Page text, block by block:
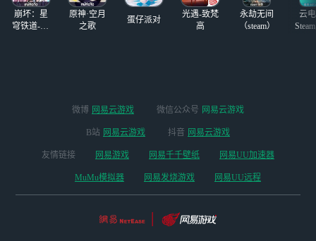
画心肝和她婆娘。
崩坏：星
穹铁道-4.4
原神·空月
之歌
蛋仔派对
光遇-致梵
高
永劫无间
（steam）
云
微博 网易云游戏 微信公众号 网易云游戏
B站 网易云游戏 抖音 网易云游戏
友情链接 网易游戏 网易千千壁纸 网易UU加速器
MuMu模拟器 网易发烧游戏 网易UU远程